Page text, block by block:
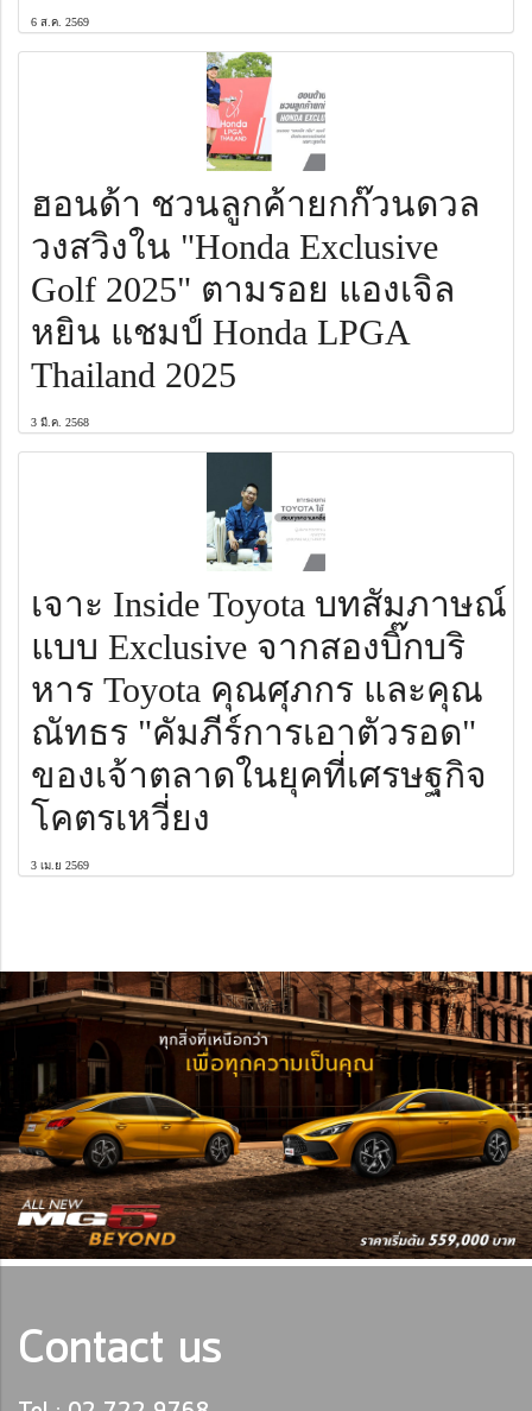
6 ส.ค. 2569
ฮอนด้า ชวนลูกค้ายกก๊วนดวล
วงสวิงใน "Honda Exclusive
Golf 2025" ตามรอย แองเจิล
หยิน แชมป์ Honda LPGA
Thailand 2025
3 มี.ค. 2568
เจาะ Inside Toyota บทสัมภาษณ์
แบบ Exclusive จากสองบิ๊กบริ
หาร Toyota คุณศุภกร และคุณ
ณัทธร "คัมภีร์การเอาตัวรอด"
ของเจ้าตลาดในยุคที่เศรษฐกิจ
โคตรเหวี่ยง
3 เม.ย 2569
Contact us